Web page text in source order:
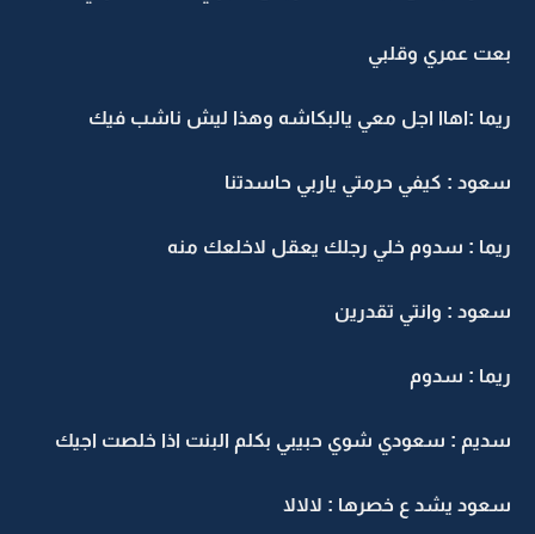
عمري وقلبي
:اهاا اجل معي يالبكاشه وهذا ليش ناشب فيك
: كيفي حرمتي ياربي حاسدتنا
: سدوم خلي رجلك يعقل لاخلعك منه
: وانتي تقدرين
: سدوم
: سعودي شوي حبيبي بكلم البنت اذا خلصت اجيك
يشد ع خصرها : لالالا